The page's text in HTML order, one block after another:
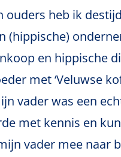
ouders heb ik
(hippische)
en hippische
met ‘Veluwse
vader was een
met kennis en
vader mee naar